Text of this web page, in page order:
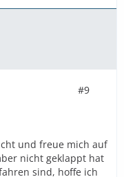
#9
und freue mich auf
nicht geklappt hat
sind, hoffe ich